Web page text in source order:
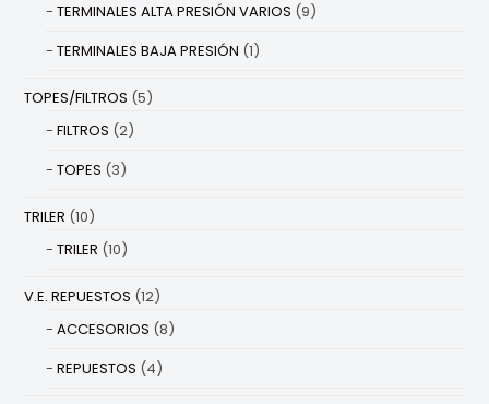
TERMINALES ALTA PRESIÓN VARIOS (9)
TERMINALES BAJA PRESIÓN (1)
TOPES/FILTROS (5)
FILTROS (2)
TOPES (3)
TRILER (10)
TRILER (10)
V.E. REPUESTOS (12)
ACCESORIOS (8)
REPUESTOS (4)